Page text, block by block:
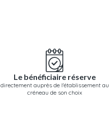
Le bénéficiaire réserve
directement auprès de l'établissement au
créneau de son choix